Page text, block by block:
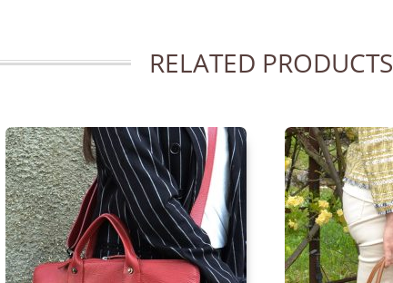
RELATED PRODUCTS